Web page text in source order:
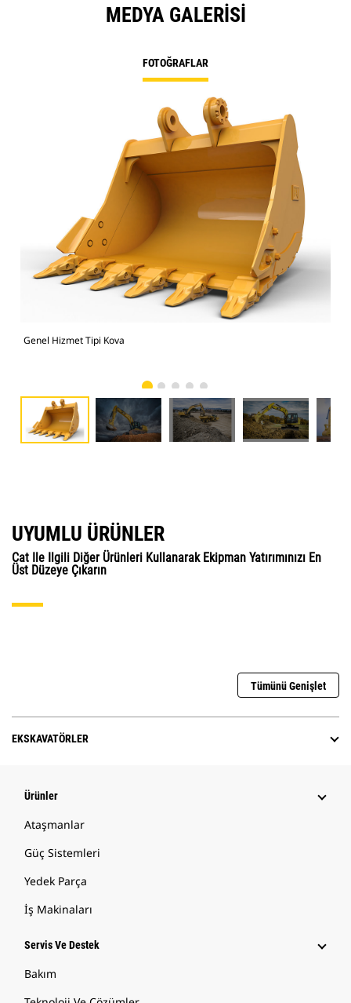
MEDYA GALERISI
FOTOĞRAFLAR
Genel Hizmet Tipi Kova
UYUMLU ÜRÜNLER
Cat Ile Ilgili Diğer Ürünleri Kullanarak Ekipman Yatırımınızı En
Üst Düzeye Çıkarın
Tümünü Genişlet
EKSKAVATÖRLER
Ürünler
Ataşmanlar
Güç Sistemleri
Yedek Parça
İş Makinaları
Servis Ve Destek
Bakım